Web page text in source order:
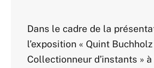
Dans le cadre de la
l’exposition « Quint Buchholz
Collectionneur d’instants »